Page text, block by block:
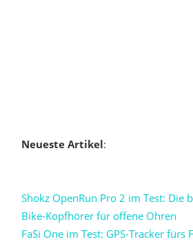
Neueste Artikel:
Shokz OpenRun Pro 2 im Test: Die
Bike-Kopfhörer für offene Ohren
FaSi One im Test: GPS-Tracker fürs